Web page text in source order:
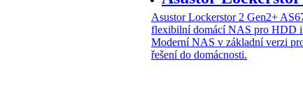
Asustor Lockerstor 2 Gen2+
flexibilní domácí NAS pro HDD
Moderní NAS v základní verzi
řešení do domácnosti.